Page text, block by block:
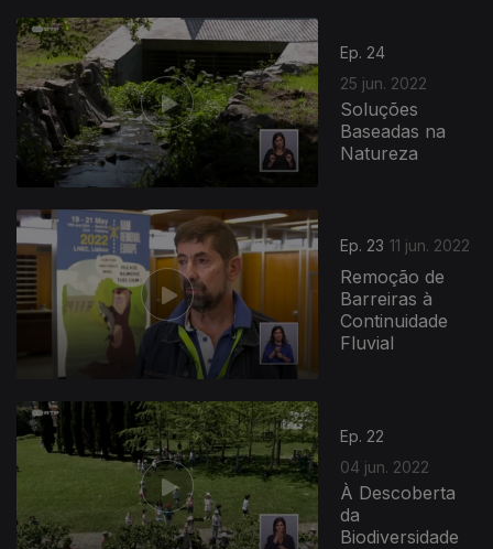
Ep. 24
25 jun. 2022
Soluções
Baseadas na
Natureza
Ep. 23 11 jun. 2022
Remoção de
Barreiras à
Continuidade
Fluvial
Ep. 22
04 jun. 2022
À Descoberta
da
Biodiversidade